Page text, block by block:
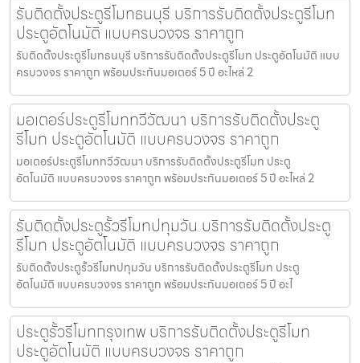
รับติดตั้งประตูรีโมทธนบุรี บริการรับติดตั้งประตูรีโมท
ประตูอัตโนมัติ แบบครบวงจร ราคาถูก
รับติดตั้งประตูรีโมทธนบุรี บริการรับติดตั้งประตูรีโมท ประตูอัตโนมัติ แบบ
ครบวงจร ราคาถูก พร้อมประกันมอเตอร์ 5 ปี อะไหล่ 2
มอเตอร์ประตูรีโมททวีวัฒนา บริการรับติดตั้งประตู
รีโมท ประตูอัตโนมัติ แบบครบวงจร ราคาถูก
มอเตอร์ประตูรีโมททวีวัฒนา บริการรับติดตั้งประตูรีโมท ประตู
อัตโนมัติ แบบครบวงจร ราคาถูก พร้อมประกันมอเตอร์ 5 ปี อะไหล่ 2
รับติดตั้งประตูรั้วรีโมทปทุมวัน บริการรับติดตั้งประตู
รีโมท ประตูอัตโนมัติ แบบครบวงจร ราคาถูก
รับติดตั้งประตูรั้วรีโมทปทุมวัน บริการรับติดตั้งประตูรีโมท ประตู
อัตโนมัติ แบบครบวงจร ราคาถูก พร้อมประกันมอเตอร์ 5 ปี อะไ
ประตูรั้วรีโมทกรุงเทพ บริการรับติดตั้งประตูรีโมท
ประตูอัตโนมัติ แบบครบวงจร ราคาถูก